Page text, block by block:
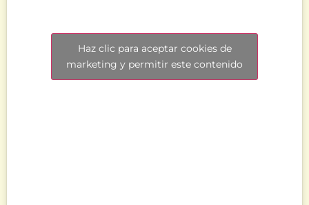
Haz clic para aceptar cookies de
marketing y permitir este contenido